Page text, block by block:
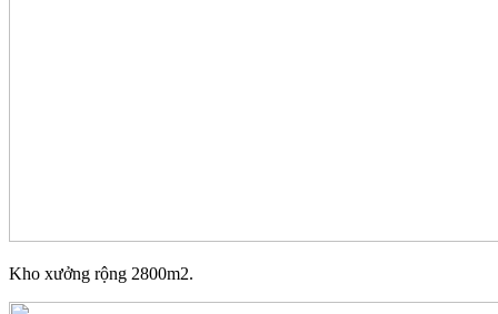
Kho xưởng rộng 2800m2.